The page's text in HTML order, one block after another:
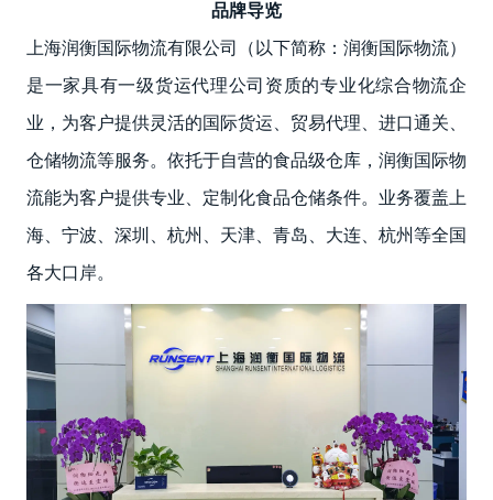
品牌导览
上海润衡国际物流有限公司（以下简称：润衡国际物流）
是一家具有一级货运代理公司资质的专业化综合物流企
业，为客户提供灵活的国际货运、贸易代理、进口通关、
仓储物流等服务。依托于自营的食品级仓库，润衡国际物
流能为客户提供专业、定制化食品仓储条件。业务覆盖上
海、宁波、深圳、杭州、天津、青岛、大连、杭州等全国
各大口岸。